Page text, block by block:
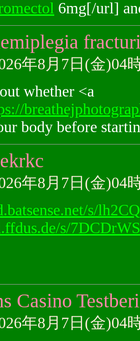
6mg[/url]
年8月7日(金)04
whether <a
body before
年8月7日(金)04
s/
s/
Casino
年8月7日(金)04